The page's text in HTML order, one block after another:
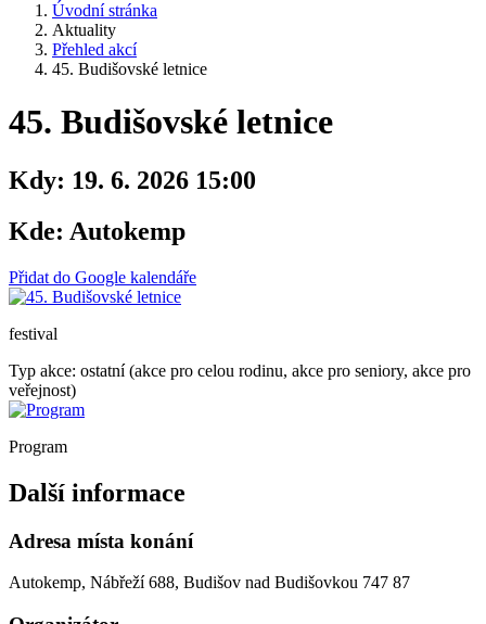
Úvodní stránka
Aktuality
Přehled akcí
45. Budišovské letnice
45. Budišovské letnice
Kdy: 19. 6. 2026 15:00
Kde: Autokemp
Přidat do Google kalendáře
festival
Typ akce: ostatní (akce pro celou rodinu, akce pro seniory, akce pro
veřejnost)
Program
Další informace
Adresa místa konání
Autokemp, Nábřeží 688, Budišov nad Budišovkou 747 87